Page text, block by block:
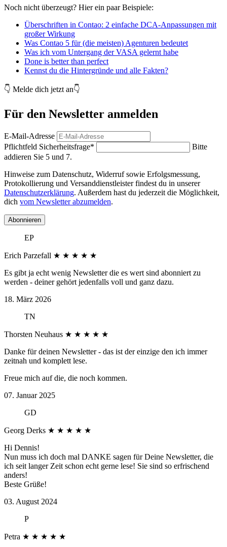
Noch nicht überzeugt? Hier ein paar Beispiele:
Überschriften in Contao: 2 einfache DCA-Anpassungen mit
großer Wirkung
Was Contao 5 für (die meisten) Agenturen bedeutet
Was ich vom Untergang der VASA gelernt habe
Done is better than perfect
Kennst du die Hintergründe und alle Fakten?
👇 Melde dich jetzt an👇
Für den Newsletter anmelden
E-Mail-Adresse
Pflichtfeld Sicherheitsfrage*
Bitte
addieren Sie 5 und 7.
Hinweise zum Datenschutz, Widerruf sowie Erfolgsmessung,
Protokollierung und Versanddienstleister findest du in unserer
Datenschutzerklärung. Außerdem hast du jederzeit die Möglichkeit,
dich vom Newsletter abzumelden.
Abonnieren
EP
Erich Parzefall ★ ★ ★ ★ ★
Es gibt ja echt wenig Newsletter die es wert sind abonniert zu
werden - deiner gehört jedenfalls voll und ganz dazu.
18. März 2026
TN
Thorsten Neuhaus ★ ★ ★ ★ ★
Danke für deinen Newsletter - das ist der einzige den ich immer
zeitnah und komplett lese.
Freue mich auf die, die noch kommen.
07. Januar 2025
GD
Georg Derks ★ ★ ★ ★ ★
Hi Dennis!
Nun muss ich doch mal DANKE sagen für Deine Newsletter, die
ich seit langer Zeit schon echt gerne lese! Sie sind so erfrischend
anders!
Beste Grüße!
03. August 2024
P
Petra ★ ★ ★ ★ ★